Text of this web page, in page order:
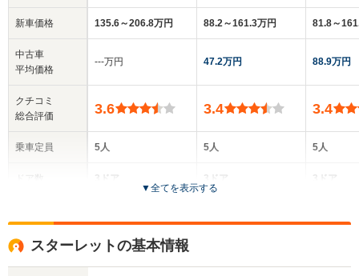
新車価格
中古車
平均価格
クチコミ
総合評価
乗車定員
135.6～206.8万円
‐‐‐万円
3.6
5人
3ドア
全高
88.2～161.3万円
47.2万円
3.4
5人
3ドア
全高
81.8～
88.9万円
3.4
5人
3ドア
全高
▼全てを表示する
スターレットの基本情報